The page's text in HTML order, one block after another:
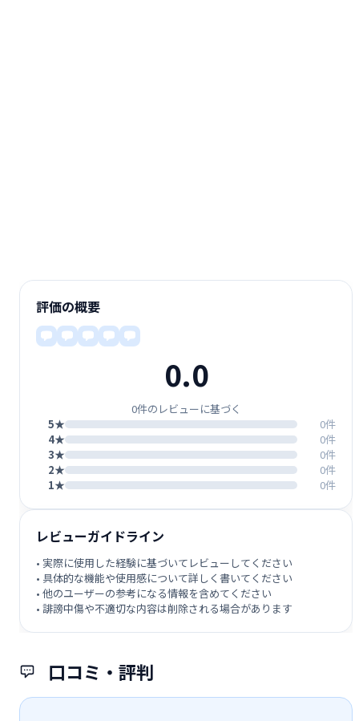
口コミ・評判
評価の概要
0.0
0件のレビューに基づく
5★
0件
4★
0件
3★
0件
2★
0件
1★
0件
レビューガイドライン
• 実際に使用した経験に基づいてレビューしてください
• 具体的な機能や使用感について詳しく書いてください
• 他のユーザーの参考になる情報を含めてください
• 誹謗中傷や不適切な内容は削除される場合があります